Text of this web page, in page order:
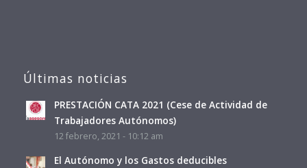
Últimas noticias
PRESTACIÓN CATA 2021 (Cese de Actividad de
Trabajadores Autónomos)
12 febrero, 2021 - 10:12 am
El Autónomo y los Gastos deducibles